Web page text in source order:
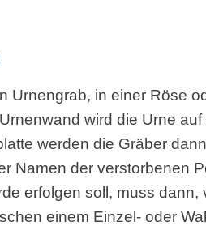
Urnengrab, in einer Röse
wird die Urne
werden die Gräber
Namen der verstorbenen
erfolgen soll, muss dann,
einem Einzel- oder